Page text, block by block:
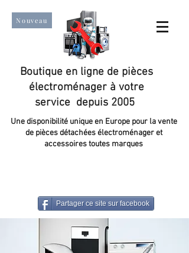
Nouveau
Boutique en ligne de pièces
électroménager à votre
service depuis 2005
Une disponibilité unique en Europe pour la vente
de pièces détachées électroménager et
accessoires toutes marques
Partager ce site sur facebook